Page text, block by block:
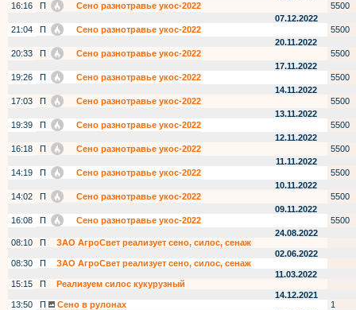
16:16
П Сено разнотравье укос-2022
5500
07.12.2022
21:04
П Сено разнотравье укос-2022
5500
20.11.2022
20:33
П Сено разнотравье укос-2022
5500
17.11.2022
19:26
П Сено разнотравье укос-2022
5500
14.11.2022
17:03
П Сено разнотравье укос-2022
5500
13.11.2022
19:39
П Сено разнотравье укос-2022
5500
12.11.2022
16:18
П Сено разнотравье укос-2022
5500
11.11.2022
14:19
П Сено разнотравье укос-2022
5500
10.11.2022
14:02
П Сено разнотравье укос-2022
5500
09.11.2022
16:08
П Сено разнотравье укос-2022
5500
24.08.2022
08:10
П
ЗАО АгроСвет реализует сено, силос, сенаж
02.06.2022
08:30
П
ЗАО АгроСвет реализует сено, силос, сенаж
11.03.2022
15:15
П
Реализуем силос кукурузный
14.12.2021
13:50
П Сено в рулонах
1